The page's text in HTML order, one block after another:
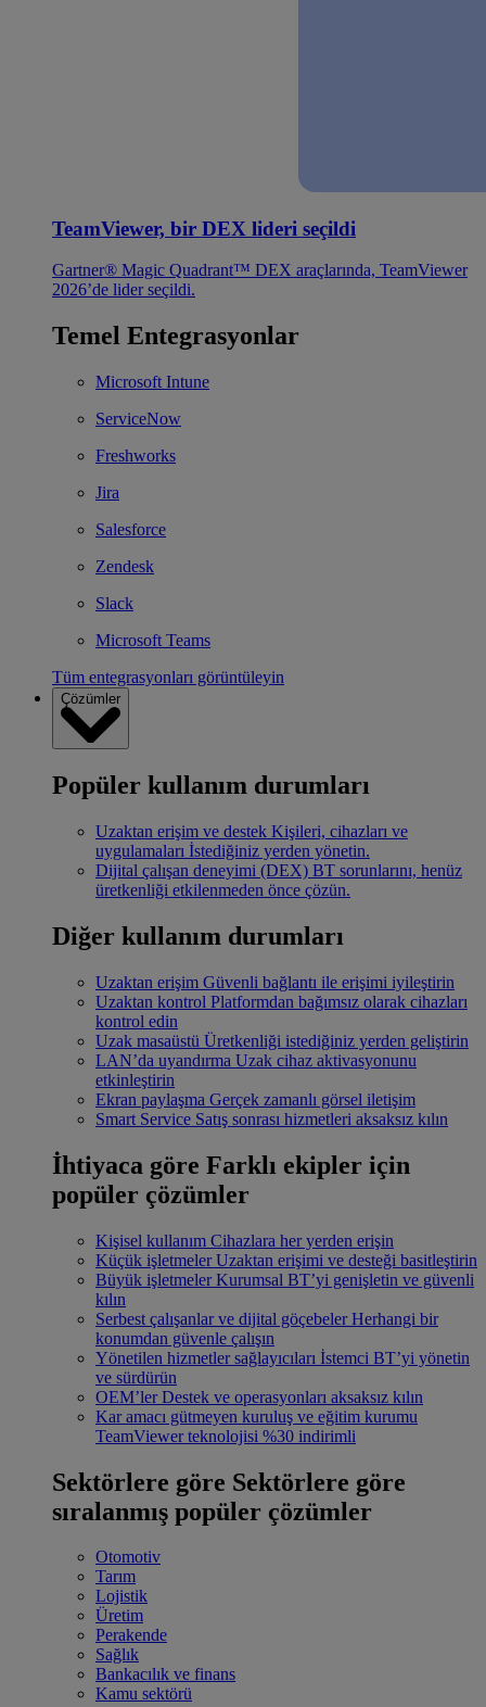
TeamViewer, bir DEX lideri seçildi
Gartner® Magic Quadrant™ DEX araçlarında, TeamViewer
2026’de lider seçildi.
Temel Entegrasyonlar
Microsoft Intune
ServiceNow
Freshworks
Jira
Salesforce
Zendesk
Slack
Microsoft Teams
Tüm entegrasyonları görüntüleyin
Çözümler
Popüler kullanım durumları
Uzaktan erişim ve destek Kişileri, cihazları ve
uygulamaları İstediğiniz yerden yönetin.
Dijital çalışan deneyimi (DEX) BT sorunlarını, henüz
üretkenliği etkilenmeden önce çözün.
Diğer kullanım durumları
Uzaktan erişim Güvenli bağlantı ile erişimi iyileştirin
Uzaktan kontrol Platformdan bağımsız olarak cihazları
kontrol edin
Uzak masaüstü Üretkenliği istediğiniz yerden geliştirin
LAN’da uyandırma Uzak cihaz aktivasyonunu
etkinleştirin
Ekran paylaşma Gerçek zamanlı görsel iletişim
Smart Service Satış sonrası hizmetleri aksaksız kılın
İhtiyaca göre Farklı ekipler için
popüler çözümler
Kişisel kullanım Cihazlara her yerden erişin
Küçük işletmeler Uzaktan erişimi ve desteği basitleştirin
Büyük işletmeler Kurumsal BT’yi genişletin ve güvenli
kılın
Serbest çalışanlar ve dijital göçebeler Herhangi bir
konumdan güvenle çalışın
Yönetilen hizmetler sağlayıcıları İstemci BT’yi yönetin
ve sürdürün
OEM’ler Destek ve operasyonları aksaksız kılın
Kar amacı gütmeyen kuruluş ve eğitim kurumu
TeamViewer teknolojisi %30 indirimli
Sektörlere göre Sektörlere göre
sıralanmış popüler çözümler
Otomotiv
Tarım
Lojistik
Üretim
Perakende
Sağlık
Bankacılık ve finans
Kamu sektörü